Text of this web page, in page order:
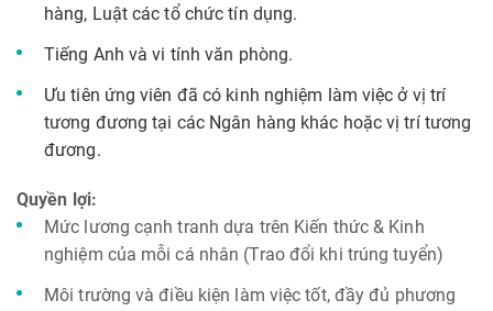
hàng, Luật các tổ chức tín dụng.
Tiếng Anh và vi tính văn phòng.
Ưu tiên ứng viên đã có kinh nghiệm làm việc ở vị trí
tương đương tại các Ngân hàng khác hoặc vị trí tương
đương.
Quyền lợi:
Mức lương cạnh tranh dựa trên Kiến thức & Kinh
nghiệm của mỗi cá nhân (Trao đổi khi trúng tuyển)
Môi trường và điều kiện làm việc tốt, đầy đủ phương